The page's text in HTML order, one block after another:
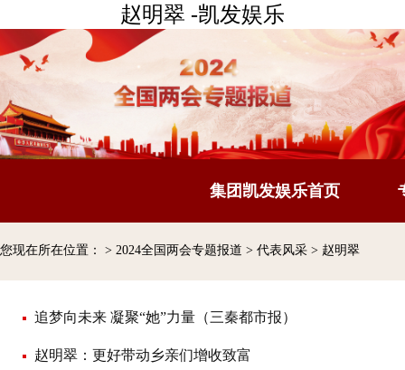
赵明翠 -凯发娱乐
集团凯发娱乐首页
您现在所在位置： > 2024全国两会专题报道 > 代表风采 > 赵明翠
追梦向未来 凝聚“她”力量（三秦都市报）
赵明翠：更好带动乡亲们增收致富